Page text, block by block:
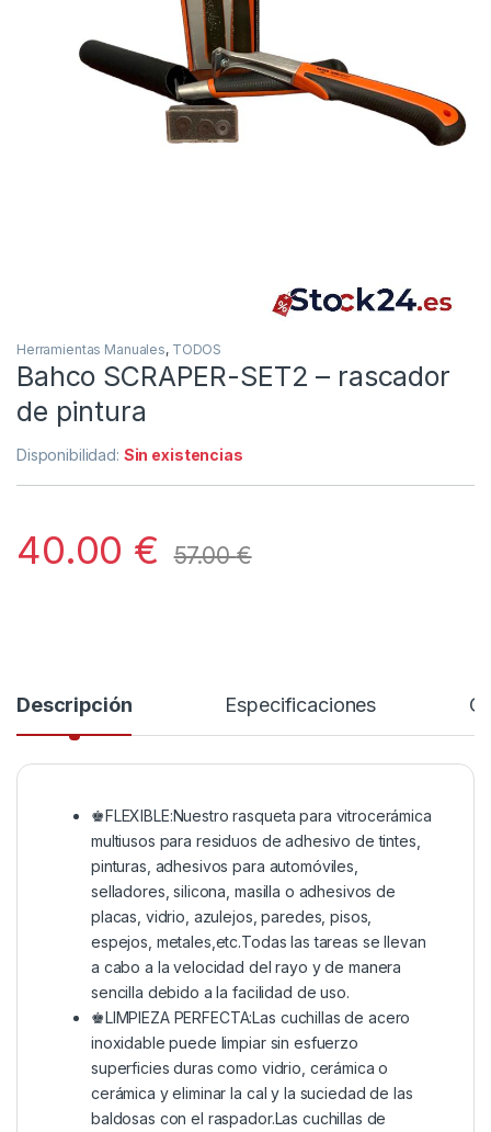
Herramientas Manuales, TODOS
Bahco SCRAPER-SET2 – rascador
de pintura
Disponibilidad: Sin existencias
40.00 € 57.00€
Descripción Especificaciones
♚FLEXIBLE:Nuestro rasqueta para vitrocerámica
multiusos para residuos de adhesivo de tintes,
pinturas, adhesivos para automóviles,
selladores, silicona, masilla o adhesivos de
placas, vidrio, azulejos, paredes, pisos,
espejos, metales,etc.Todas las tareas se llevan
a cabo a la velocidad del rayo y de manera
sencilla debido a la facilidad de uso.
♚LIMPIEZA PERFECTA:Las cuchillas de acero
inoxidable puede limpiar sin esfuerzo
superficies duras como vidrio, cerámica o
cerámica y eliminar la cal y la suciedad de las
baldosas con el raspador.Las cuchillas de